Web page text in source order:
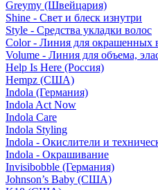
Greymy (Швейцария)
Shine - Свет и блеск изнутри
Style - Средства укладки волос
Color - Линия для окрашенных
Volume - Линия для объема,
Help Is Here (Россия)
Hempz (США)
Indola (Германия)
Indola Act Now
Indola Care
Indola Styling
Indola - Окислители и
Indola - Окрашивание
Invisibobble (Германия)
Johnson’s Baby (США)